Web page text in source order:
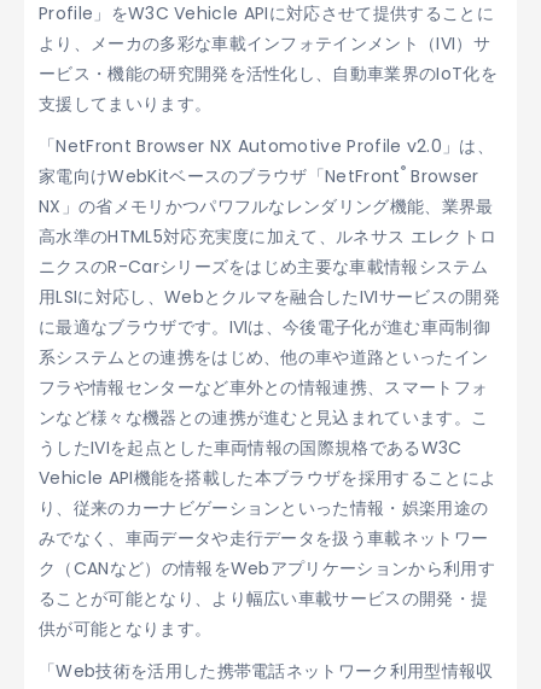
Profile」をW3C Vehicle APIに対応させて提供することに
より、メーカの多彩な車載インフォテインメント（IVI）サ
ービス・機能の研究開発を活性化し、自動車業界のIoT化を
支援してまいります。
「NetFront Browser NX Automotive Profile v2.0」は、
家電向けWebKitベースのブラウザ「NetFront®Browser
NX」の省メモリかつパワフルなレンダリング機能、業界最
高水準のHTML5対応充実度に加えて、ルネサス エレクトロ
ニクスのR-Carシリーズをはじめ主要な車載情報システム
用LSIに対応し、Webとクルマを融合したIVIサービスの開発
に最適なブラウザです。IVIは、今後電子化が進む車両制御
系システムとの連携をはじめ、他の車や道路といったイン
フラや情報センターなど車外との情報連携、スマートフォ
ンなど様々な機器との連携が進むと見込まれています。こ
うしたIVIを起点とした車両情報の国際規格であるW3C
Vehicle API機能を搭載した本ブラウザを採用することによ
り、従来のカーナビゲーションといった情報・娯楽用途の
みでなく、車両データや走行データを扱う車載ネットワー
ク（CANなど）の情報をWebアプリケーションから利用す
ることが可能となり、より幅広い車載サービスの開発・提
供が可能となります。
「Web技術を活用した携帯電話ネットワーク利用型情報収